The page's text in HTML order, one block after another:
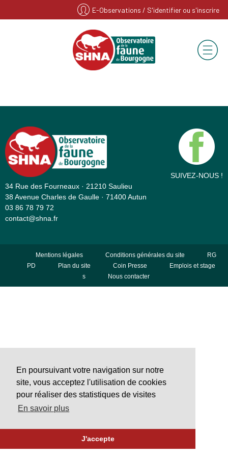
En poursuivant votre navigation sur notre
site, vous acceptez l'utilisation de cookies
pour réaliser des statistiques de visites
En savoir plus
J'accepte
E-Observations / S'identifier ou s'inscrire
34 Rue des Fourneaux · 21210 Saulieu
38 Avenue Charles de Gaulle · 71400 Autun
03 86 78 79 72
contact@shna.fr
SUIVEZ-NOUS !
Mentions légales Conditions générales du site
RG
PD
Plan du site Coin Presse
Emplois et stage
s
Nous contacter